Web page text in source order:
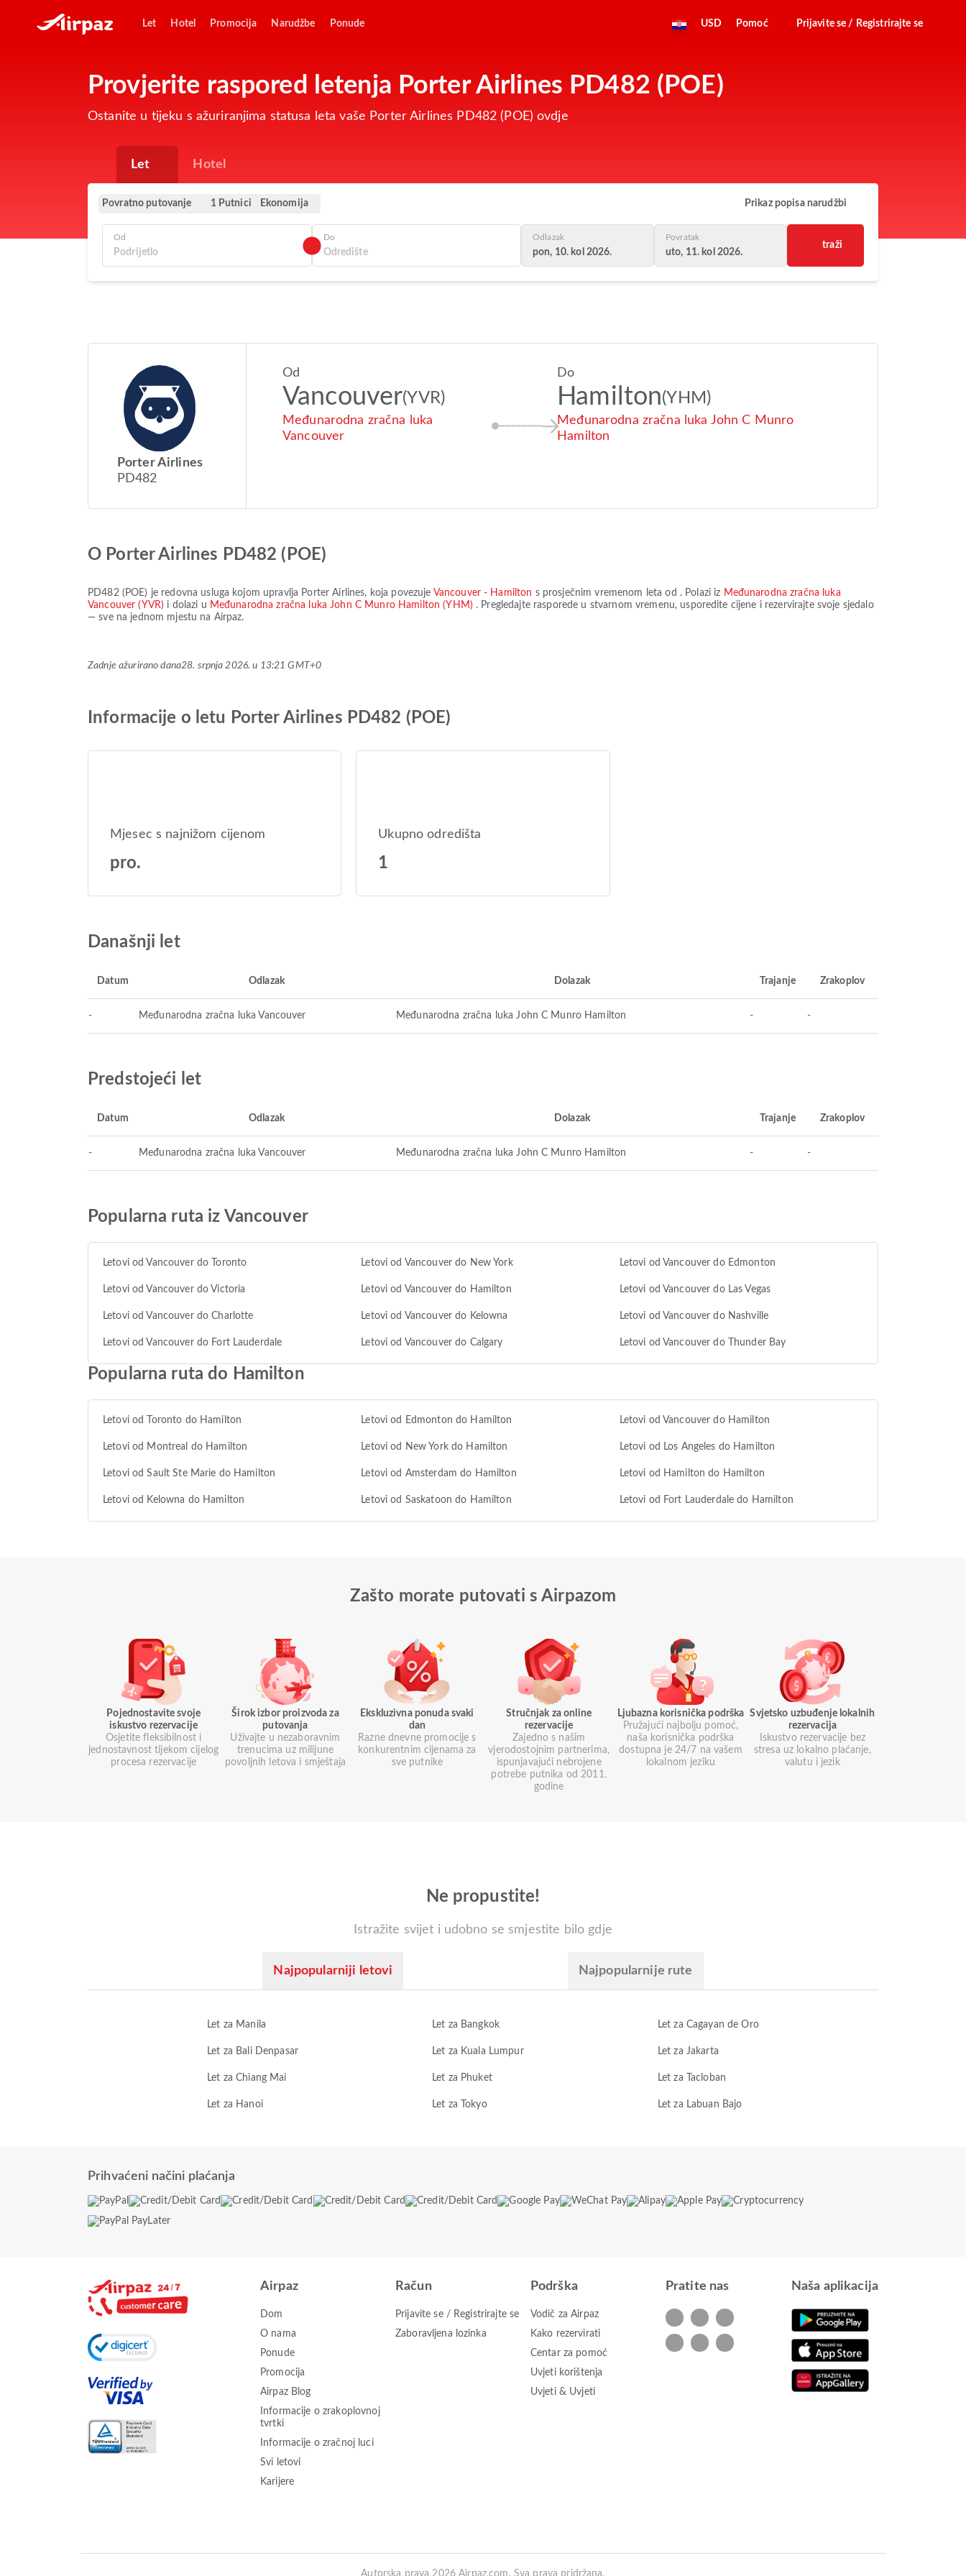
Let Hotel Promocija Narudžbe Ponude USD Pomoć Prijavite se / Registrirajte se
Provjerite raspored letenja Porter Airlines PD482 (POE)
Ostanite u tijeku s ažuriranjima statusa leta vaše Porter Airlines PD482 (POE) ovdje
Let Hotel
Povratno putovanje 1 Putnici Ekonomija Prikaz popisa narudžbi
Od Do Odlazak
pon, 10. kol 2026.
Povratak
uto, 11. kol 2026.
traži
Porter Airlines
PD482
Od
Vancouver(YVR)
Međunarodna zračna luka
Vancouver
Do
Hamilton(YHM)
Međunarodna zračna luka John C Munro
Hamilton
O Porter Airlines PD482 (POE)
PD482( POE) je redovna usluga kojom upravlja Porter Airlines, koja povezuje Vancouver - Hamilton s prosječnim vremenom leta od . Polazi iz Međunarodna zračna luka
Vancouver (YVR) i dolazi u Međunarodna zračna luka John C Munro Hamilton (YHM) . Pregledajte rasporede u stvarnom vremenu, usporedite cijene i rezervirajte svoje sjedalo
— sve na jednom mjestu na Airpaz.
Zadnje ažurirano dana28. srpnja 2026. u 13:21 GMT+0
Informacije o letu Porter Airlines PD482 (POE)
Mjesec s najnižom cijenom
pro.
Ukupno odredišta
1
Današnji let
Datum Odlazak Dolazak Trajanje Zrakoplov
- Međunarodna zračna luka Vancouver Međunarodna zračna luka John C Munro Hamilton - -
Predstojeći let
Datum Odlazak Dolazak Trajanje Zrakoplov
- Međunarodna zračna luka Vancouver Međunarodna zračna luka John C Munro Hamilton - -
Popularna ruta iz Vancouver
Letovi od Vancouver do Toronto Letovi od Vancouver do New York Letovi od Vancouver do Edmonton
Letovi od Vancouver do Victoria Letovi od Vancouver do Hamilton Letovi od Vancouver do Las Vegas
Letovi od Vancouver do Charlotte Letovi od Vancouver do Kelowna Letovi od Vancouver do Nashville
Letovi od Vancouver do Fort Lauderdale Letovi od Vancouver do Calgary Letovi od Vancouver do Thunder Bay
Popularna ruta do Hamilton
Letovi od Toronto do Hamilton Letovi od Edmonton do Hamilton Letovi od Vancouver do Hamilton
Letovi od Montreal do Hamilton Letovi od New York do Hamilton Letovi od Los Angeles do Hamilton
Letovi od Sault Ste Marie do Hamilton Letovi od Amsterdam do Hamilton Letovi od Hamilton do Hamilton
Letovi od Kelowna do Hamilton Letovi od Saskatoon do Hamilton Letovi od Fort Lauderdale do Hamilton
Zašto morate putovati s Airpazom
Pojednostavite svoje
iskustvo rezervacije
Osjetite fleksibilnost i
jednostavnost tijekom cijelog
procesa rezervacije
Širok izbor proizvoda za
putovanja
Uživajte u nezaboravnim
trenucima uz milijune
povoljnih letova i smještaja
Ekskluzivna ponuda svaki
dan
Razne dnevne promocije s
konkurentnim cijenama za
sve putnike
Stručnjak za online
rezervacije
Zajedno s našim
vjerodostojnim partnerima,
ispunjavajući nebrojene
potrebe putnika od 2011.
godine
Ljubazna korisnička podrška
Pružajući najbolju pomoć,
naša korisnička podrška
dostupna je 24/7 na vašem
lokalnom jeziku
Svjetsko uzbuđenje lokalnih
rezervacija
Iskustvo rezervacije bez
stresa uz lokalno plaćanje,
valutu i jezik
Ne propustite!
Istražite svijet i udobno se smjestite bilo gdje
Najpopularniji letovi Najpopularnije rute
Let za Manila Let za Bangkok Let za Cagayan de Oro
Let za Bali Denpasar Let za Kuala Lumpur Let za Jakarta
Let za Chiang Mai Let za Phuket Let za Tacloban
Let za Hanoi Let za Tokyo Let za Labuan Bajo
Prihvaćeni načini plaćanja
Airpaz
Dom
O nama
Ponude
Promocija
Airpaz Blog
Informacije o zrakoplovnoj
tvrtki
Informacije o zračnoj luci
Svi letovi
Karijere
Račun
Prijavite se / Registrirajte se
Zaboravljena lozinka
Podrška
Vodič za Airpaz
Kako rezervirati
Centar za pomoć
Uvjeti korištenja
Uvjeti & Uvjeti
Pratite nas Naša aplikacija
Autorska prava 2026 Airpaz.com. Sva prava pridržana.